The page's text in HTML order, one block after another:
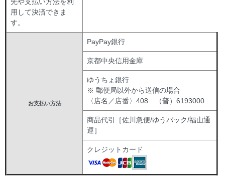
用して決済できま
す。
お支払い方法
PayPay銀行
京都中央信用金庫
ゆうちょ銀行
※ 郵便局以外から送信の場合
〈店名／店番〉408 （普）6193000
商品代引［佐川急便/ゆうパック/福山通
運］
クレジットカード